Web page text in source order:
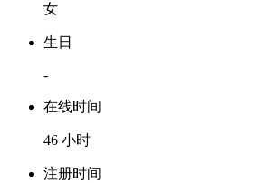
女
生日
-
在线时间
46 小时
注册时间